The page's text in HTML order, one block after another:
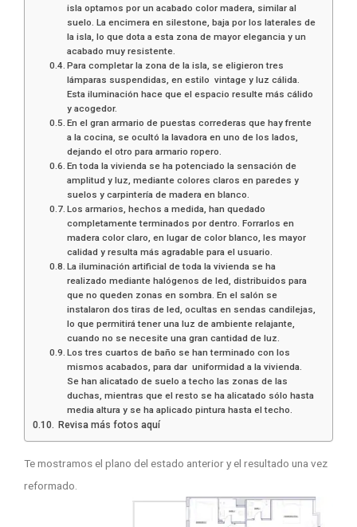
isla optamos por un acabado color madera, similar al
suelo. La encimera en silestone, baja por los laterales de
la isla, lo que dota a esta zona de mayor elegancia y un
acabado muy resistente.
Para completar la zona de la isla, se eligieron tres
lámparas suspendidas, en estilo vintage y luz cálida.
Esta iluminación hace que el espacio resulte más cálido
y acogedor.
En el gran armario de puestas correderas que hay frente
a la cocina, se ocultó la lavadora en uno de los lados,
dejando el otro para armario ropero.
En toda la vivienda se ha potenciado la sensación de
amplitud y luz, mediante colores claros en paredes y
suelos y carpintería de madera en blanco.
Los armarios, hechos a medida, han quedado
completamente terminados por dentro. Forrarlos en
madera color claro, en lugar de color blanco, les mayor
calidad y resulta más agradable para el usuario.
La iluminación artificial de toda la vivienda se ha
realizado mediante halógenos de led, distribuidos para
que no queden zonas en sombra. En el salón se
instalaron dos tiras de led, ocultas en sendas candilejas,
lo que permitirá tener una luz de ambiente relajante,
cuando no se necesite una gran cantidad de luz.
Los tres cuartos de baño se han terminado con los
mismos acabados, para dar uniformidad a la vivienda.
Se han alicatado de suelo a techo las zonas de las
duchas, mientras que el resto se ha alicatado sólo hasta
media altura y se ha aplicado pintura hasta el techo.
Revisa más fotos aquí
Te mostramos el plano del estado anterior y el resultado una vez
reformado.